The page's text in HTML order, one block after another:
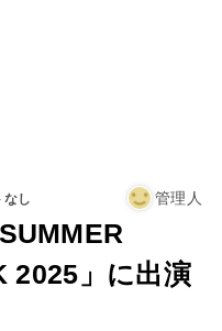
なし 管理人
2025」に出演